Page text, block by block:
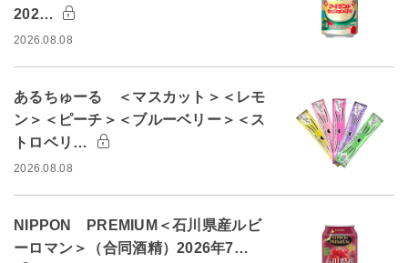
202…
2026.08.08
あるちゅーる ＜マスカット＞＜レモ
ン＞＜ピーチ＞＜ブルーベリー＞＜ス
トロベリ…
2026.08.08
NIPPON PREMIUM＜石川県産ルビ
ーロマン＞（合同酒精）2026年7…